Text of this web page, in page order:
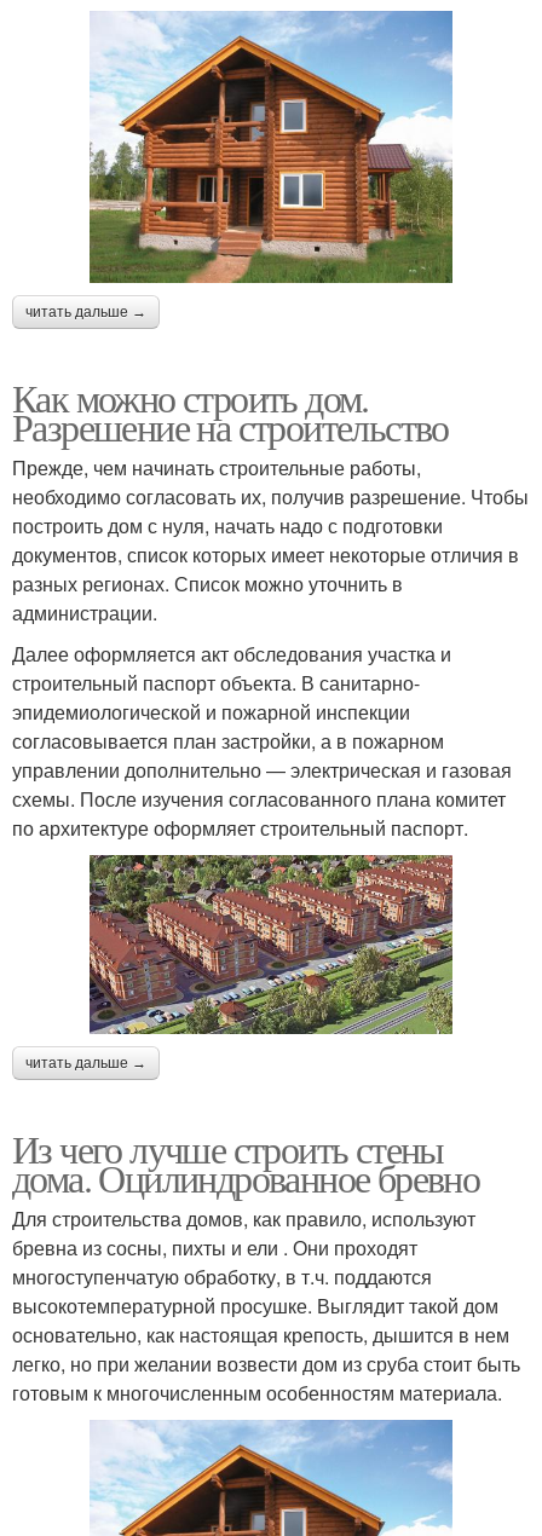
читать дальше →
Как можно строить дом.
Разрешение на строительство
Прежде, чем начинать строительные работы,
необходимо согласовать их, получив разрешение. Чтобы
построить дом с нуля, начать надо с подготовки
документов, список которых имеет некоторые отличия в
разных регионах. Список можно уточнить в
администрации.
Далее оформляется акт обследования участка и
строительный паспорт объекта. В санитарно-
эпидемиологической и пожарной инспекции
согласовывается план застройки, а в пожарном
управлении дополнительно — электрическая и газовая
схемы. После изучения согласованного плана комитет
по архитектуре оформляет строительный паспорт.
читать дальше →
Из чего лучше строить стены
дома. Оцилиндрованное бревно
Для строительства домов, как правило, используют
бревна из сосны, пихты и ели . Они проходят
многоступенчатую обработку, в т.ч. поддаются
высокотемпературной просушке. Выглядит такой дом
основательно, как настоящая крепость, дышится в нем
легко, но при желании возвести дом из сруба стоит быть
готовым к многочисленным особенностям материала.